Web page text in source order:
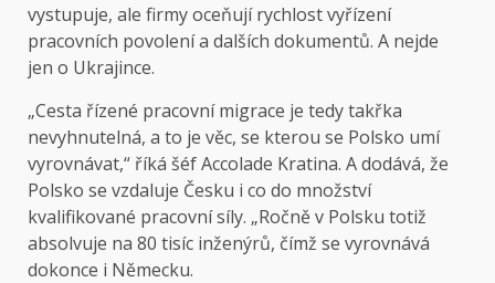
vystupuje, ale firmy oceňují rychlost vyřízení
pracovních povolení a dalších dokumentů. A nejde
jen o Ukrajince.
„Cesta řízené pracovní migrace je tedy takřka
nevyhnutelná, a to je věc, se kterou se Polsko umí
vyrovnávat,“ říká šéf Accolade Kratina. A dodává, že
Polsko se vzdaluje Česku i co do množství
kvalifikované pracovní síly. „Ročně v Polsku totiž
absolvuje na 80 tisíc inženýrů, čímž se vyrovnává
dokonce i Německu.